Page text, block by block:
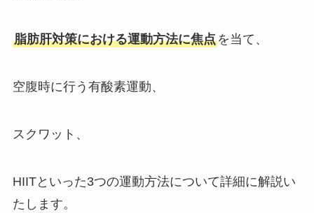
脂肪肝対策における運動方法に焦点を当て、
空腹時に行う有酸素運動、
スクワット、
HIITといった3つの運動方法について詳細に解説い
たします。